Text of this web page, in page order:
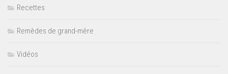
Recettes
Remèdes de grand-mère
Vidéos